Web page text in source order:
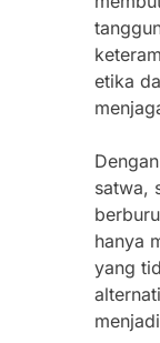
etika
satwa,
hanya
yang